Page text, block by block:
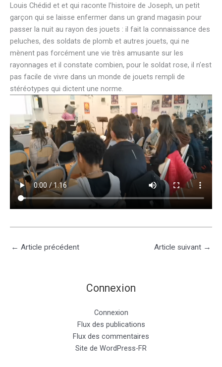
Louis Chédid et et qui raconte l’histoire de Joseph, un petit
garçon qui se laisse enfermer dans un grand magasin pour
passer la nuit au rayon des jouets : il fait la connaissance des
peluches, des soldats de plomb et autres jouets, qui ne
mènent pas forcément une vie très amusante sur les
rayonnages et il constate combien, pour le soldat rose, il n’est
pas facile de vivre dans un monde de jouets rempli de
stéréotypes qui dictent une norme.
← Article précédent Article suivant →
Connexion
Connexion
Flux des publications
Flux des commentaires
Site de WordPress-FR